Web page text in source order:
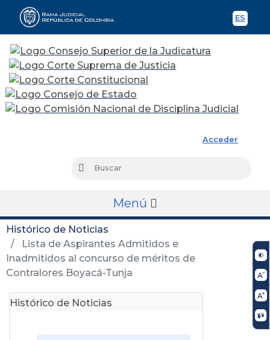
ES
Acceder
Buscar
Menú
Histórico de Noticias
Lista de Aspirantes Admitidos e
Inadmitidos al concurso de méritos de
Contralores Boyacá-Tunja
Histórico de Noticias